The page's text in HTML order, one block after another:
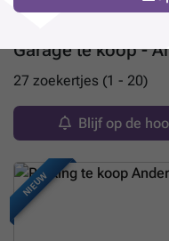
Garage te koop -
27 zoekertjes (1 - 20)
Blijf op de
NIEUW